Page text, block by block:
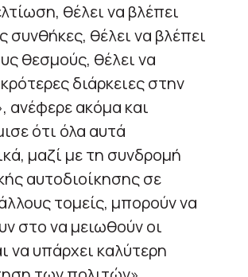
θέλει να βλέπει
συνθήκες, θέλει να βλέπει
θεσμούς, θέλει να
διάρκειες στην
ανέφερε ακόμα και
ότι όλα αυτά
μαζί με τη συνδρομή
αυτοδιοίκησης σε
τομείς, μπορούν να
στο να μειωθούν οι
να υπάρχει καλύτερη